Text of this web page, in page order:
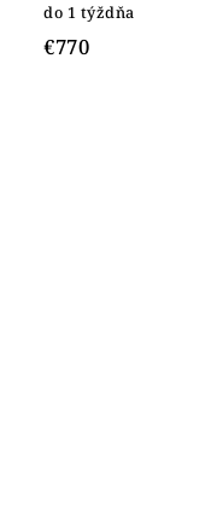
do 1 týždňa
€770